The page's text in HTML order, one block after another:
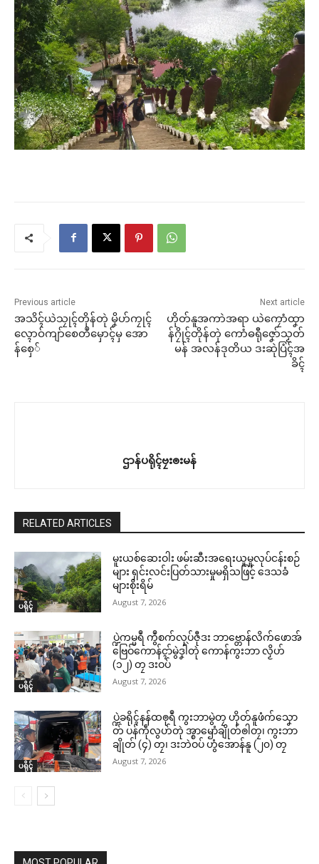
Previous article
အသိၚ်ယဲသၠုၚ်တိုန်တုဲ မၞိဟ်ကၠုၚ်
လ္ၚောဝ်ကျာ်စေတဳမှောၚ်မှ အော
န်စှေ်
Next article
ဟိုတ်နူအကာဲအရာ ယဲကၠောံထၞာ
န်ဂၠိုၚ်တိုန်တုဲ ကောံဓရီုဇၞော်သၟတ်
မန် အလန်ဒုတိယ ဒးဆုဲပြံၚ်အ
ခိၚ်
ဌာန်ပရိုၚ်ဗၠးၜးမန်
RELATED ARTICLES
ပရိုၚ်
မူးယစ်ဆေးဝါး ဖမ်းဆီးအရေးယူမှုလုပ်ငန်းစဉ်
များ ရှင်းလင်းပြတ်သားမှုမရှိသဖြင့် ဒေသခံ
များစိုးရိမ်
August 7, 2026
ပရိုၚ်
ပ္ဍဲကမ္မရဳ ကွဳစက်လုပ်ဇီုဒး ဘာဗ္တောန်လိက်ဖောအ်
ဗြေဝ်ကောန်ၚာ်မွဲဒၞါဲတုဲ ကောန်ကွးဘာ လၟိဟ်
(၁၂) တၠ ဒးဝပ်
August 7, 2026
ပရိုၚ်
ပ္ဍဲခရိုၚ်နန်ထၜုရဳ ကွးဘာမွဲတၠ ဟိုတ်နူဖံက်သၞော
တ် ပန်ကဵုလွဟ်တုဲ အ္စာၝောံချိုတ်ၜါတၠ၊ ကွးဘာ
ချိုတ် (၄) တၠ၊ ဒးဘဲဝပ် ဟွံအောန်နူ (၂၀) တၠ
August 7, 2026